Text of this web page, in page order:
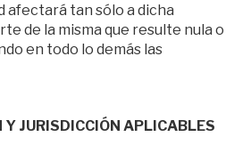
afectará tan sólo a dicha
de la misma que resulte nula o
en todo lo demás las
Y JURISDICCIÓN APLICABLES